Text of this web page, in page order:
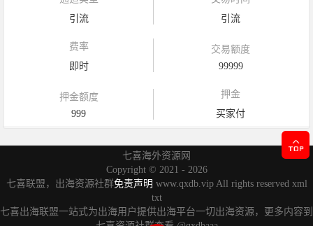
引流
引流
费率
即时
交易额度
99999
押金额度
999
押金
买家付
七喜海外资源网
Copyright © 2021 - 2026
七喜联盟，出海资源社群免责声明 www.qxdb.vip All rights reserved xml
txt
七喜出海联盟一站式为出海用户提供出海平台一切出海资源，更多内容到